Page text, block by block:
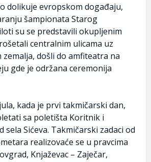
dolikuje evropskom događaju,
šampionata Starog
su se predstavili okupljenim
centralnim ulicama uz
zemalja, došli do amfiteatra na
gde je održana ceremonija
kada je prvi takmičarski dan,
sa poletišta Koritnik i
sela Sićeva. Takmičarski zadaci od
realizovaće se u pravcima
Knjaževac – Zaječar,